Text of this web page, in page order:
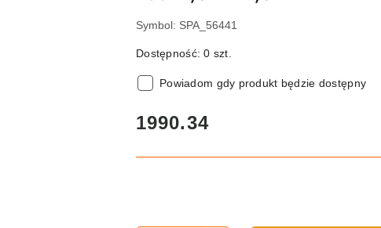
Symbol: SPA_56441
Dostępność:0 szt.
Powiadom gdy produkt będzie dostępny
cena:
1990.34